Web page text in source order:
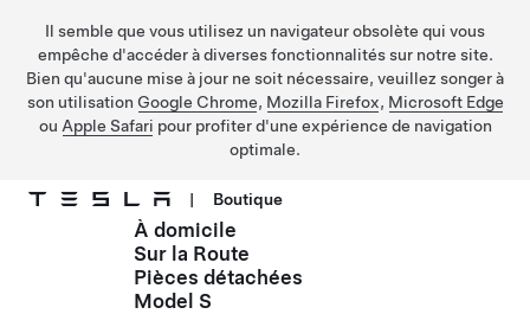
Il semble que vous utilisez un navigateur obsolète qui vous
empêche d'accéder à diverses fonctionnalités sur notre site.
Bien qu'aucune mise à jour ne soit nécessaire, veuillez songer à
son utilisation Google Chrome, Mozilla Firefox, Microsoft Edge
ou Apple Safari pour profiter d'une expérience de navigation
optimale.
Passer au contenu principal
| Boutique
À domicile
Sur la Route
Pièces détachées
Model S